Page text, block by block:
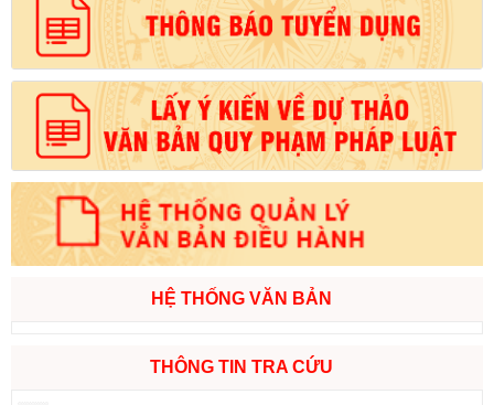
HỆ THỐNG VĂN BẢN
THÔNG TIN TRA CỨU